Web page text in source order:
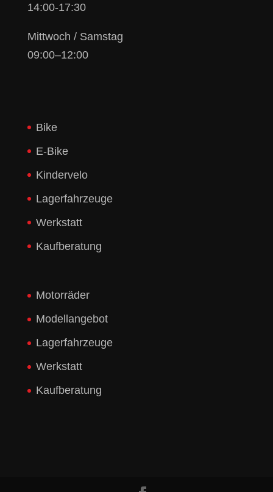
14:00-17:30
Mittwoch / Samstag
09:00–12:00
Bike
E-Bike
Kindervelo
Lagerfahrzeuge
Werkstatt
Kaufberatung
Motorräder
Modellangebot
Lagerfahrzeuge
Werkstatt
Kaufberatung